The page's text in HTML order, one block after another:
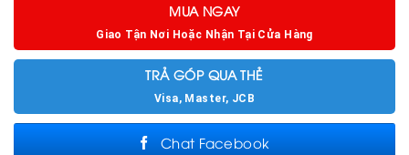
MUA NGAY
Giao Tận Nơi Hoặc Nhận Tại Cửa Hàng
TRẢ GÓP QUA THẺ
Visa, Master, JCB
Chat Facebook